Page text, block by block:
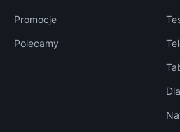
Promocje
Polecamy